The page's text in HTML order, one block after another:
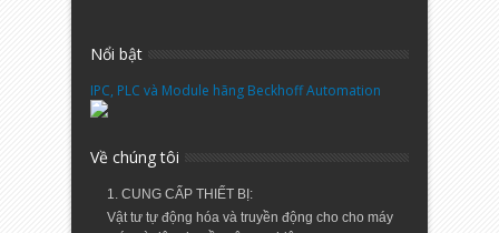
Nổi bật
IPC, PLC và Module hãng Beckhoff Automation
Về chúng tôi
1. CUNG CẤP THIẾT BỊ:
Vật tư tự động hóa và truyền động cho cho máy